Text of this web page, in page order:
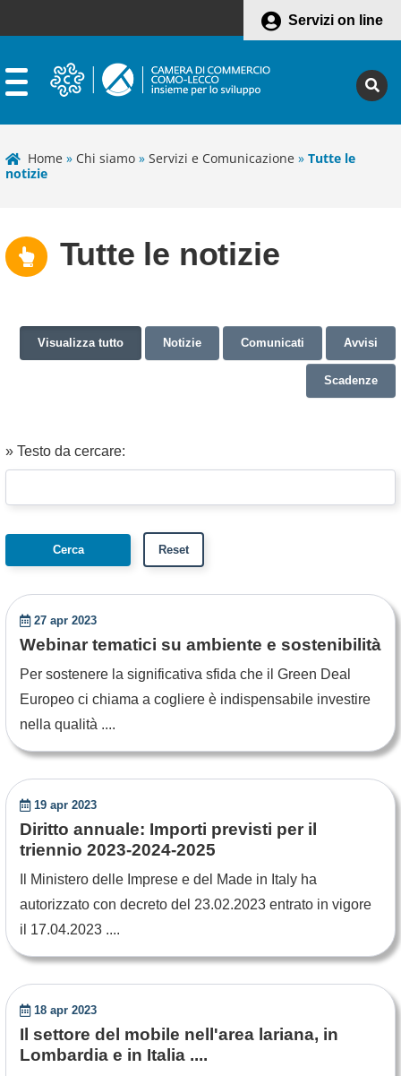
Servizi on line
Home » Chi siamo » Servizi e Comunicazione » Tutte le
notizie
Tutte le notizie
Visualizza tutto Notizie Comunicati Avvisi
Scadenze
» Testo da cercare:
27 apr 2023
Webinar tematici su ambiente e sostenibilità
Per sostenere la significativa sfida che il Green Deal
Europeo ci chiama a cogliere è indispensabile investire
nella qualità ....
19 apr 2023
Diritto annuale: Importi previsti per il
triennio 2023-2024-2025
Il Ministero delle Imprese e del Made in Italy ha
autorizzato con decreto del 23.02.2023 entrato in vigore
il 17.04.2023 ....
18 apr 2023
Il settore del mobile nell'area lariana, in
Lombardia e in Italia ....